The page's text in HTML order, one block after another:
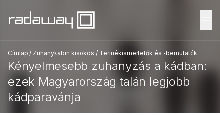
Címlap / Zuhanykabin kisokos / Termékismertetők és -bemutatók
Kényelmesebb zuhanyzás a kádban:
ezek Magyarország talán legjobb
kádparavánjai